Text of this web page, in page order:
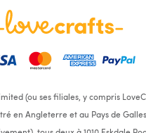
(ou ses filiales, y compris
en Angleterre et au Pays de Galles